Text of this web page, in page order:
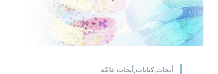
أبحاث,كتابات,أبحاث عامّة